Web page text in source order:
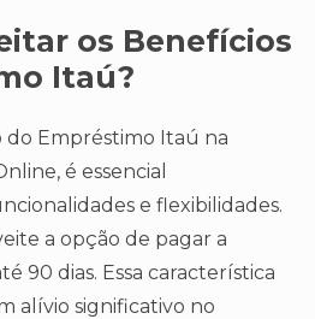
os Benefícios
Itaú?
do Empréstimo Itaú na
é essencial
e flexibilidades.
a opção de pagar a
90 dias. Essa característica
alívio significativo no